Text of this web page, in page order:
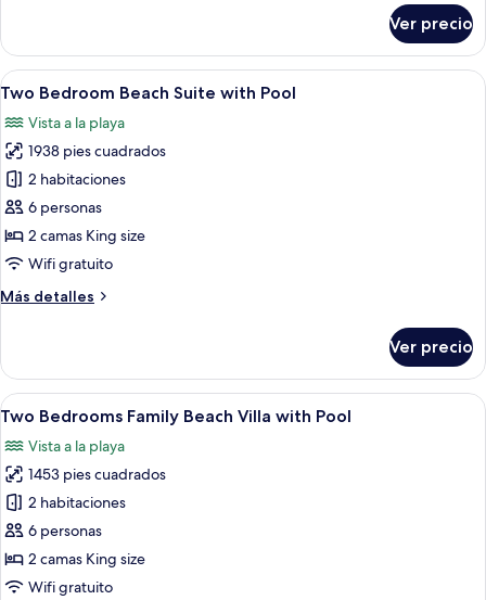
Water
Villa
Ver precio
Abrir
todas
las
fotos
de
Two
Bedroom
Beach
with
Ropa de cama de alta calidad y
10
Two Bedroom Beach Suite with Pool
Vista a la playa
1938 pies cuadrados
2 habitaciones
6 personas
2 camas King size
Wifi gratuito
Más detalles
Más
Bedroom
Beach
Suite
Pool
Ver precio
Abrir
todas
las
fotos
de
Two
Bedrooms
Family
Un área de piscina con techo de
10
Two Bedrooms Family Beach Villa with Pool
Vista a la playa
1453 pies cuadrados
2 habitaciones
6 personas
2 camas King size
Wifi gratuito